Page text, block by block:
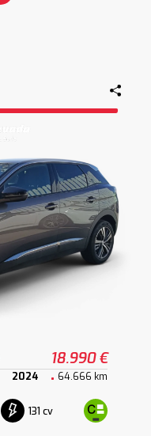
18.990 €
2024 64.666 km
131 cv